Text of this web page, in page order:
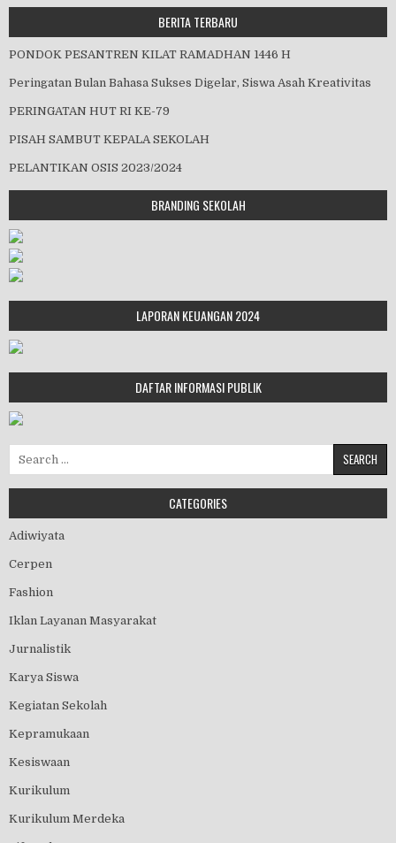
BERITA TERBARU
PONDOK PESANTREN KILAT RAMADHAN 1446 H
Peringatan Bulan Bahasa Sukses Digelar, Siswa Asah Kreativitas
PERINGATAN HUT RI KE-79
PISAH SAMBUT KEPALA SEKOLAH
PELANTIKAN OSIS 2023/2024
BRANDING SEKOLAH
LAPORAN KEUANGAN 2024
DAFTAR INFORMASI PUBLIK
Search for:
CATEGORIES
Adiwiyata
Cerpen
Fashion
Iklan Layanan Masyarakat
Jurnalistik
Karya Siswa
Kegiatan Sekolah
Kepramukaan
Kesiswaan
Kurikulum
Kurikulum Merdeka